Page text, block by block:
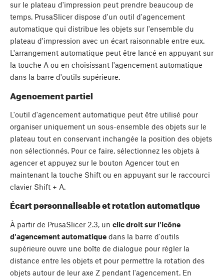
sur le plateau d'impression peut prendre beaucoup de
temps. PrusaSlicer dispose d'un outil d'agencement
automatique qui distribue les objets sur l'ensemble du
plateau d'impression avec un écart raisonnable entre eux.
L'arrangement automatique peut être lancé en appuyant sur
la touche A ou en choisissant l'agencement automatique
dans la barre d'outils supérieure.
Agencement partiel
L'outil d'agencement automatique peut être utilisé pour
organiser uniquement un sous-ensemble des objets sur le
plateau tout en conservant inchangée la position des objets
non sélectionnés. Pour ce faire, sélectionnez les objets à
agencer et appuyez sur le bouton Agencer tout en
maintenant la touche Shift ou en appuyant sur le raccourci
clavier Shift + A.
Écart personnalisable et rotation automatique
À partir de PrusaSlicer 2.3, un clic droit sur l'icône
d'agencement automatique dans la barre d'outils
supérieure ouvre une boîte de dialogue pour régler la
distance entre les objets et pour permettre la rotation des
objets autour de leur axe Z pendant l'agencement. En